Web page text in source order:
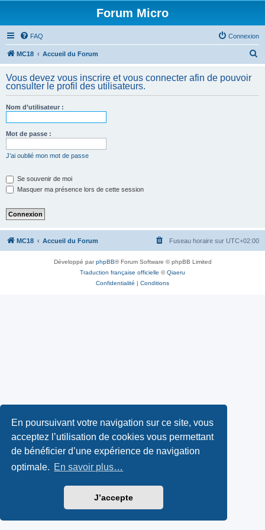
En poursuivant votre navigation sur ce site, vous
acceptez l’utilisation de cookies vous permettant
de bénéficier d’une expérience de navigation
optimale. En savoir plus…
J’accepte
Forum Micro
FAQ Connexion
MC18 Accueil du Forum
h
Vous devez vous inscrire et vous connecter afin de pouvoir
consulter le profil des utilisateurs.
Nom d’utilisateur :
Mot de passe :
J’ai oublié mon mot de passe
Se souvenir de moi
Masquer ma présence lors de cette session
MC18 Accueil du Forum Fuseau horaire sur UTC+02:00
Développé parphpBB® Forum Software © phpBB Limited
Traduction française officielle ©Qiaeru
Confidentialité | Conditions